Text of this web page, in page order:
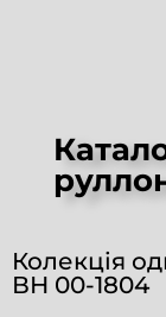
Колекція
ВН 00-1804